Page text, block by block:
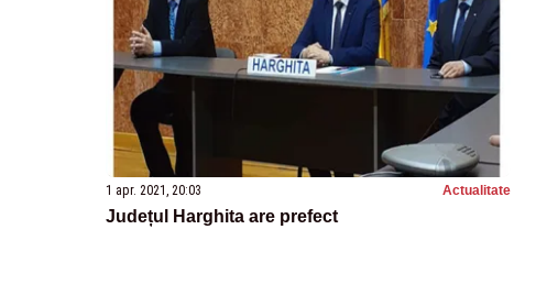
1 apr. 2021, 20:03 Actualitate
Județul Harghita are prefect